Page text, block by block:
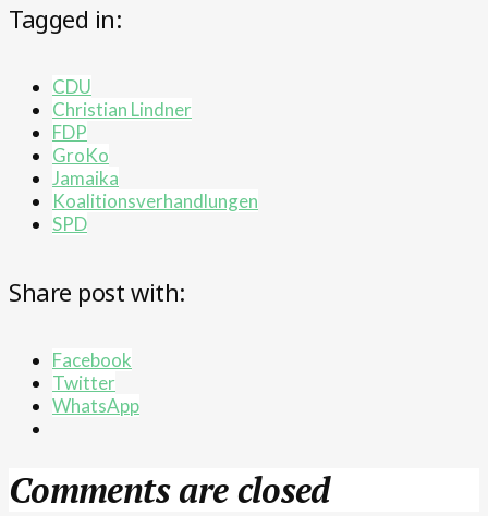
Tagged in:
CDU
Christian Lindner
FDP
GroKo
Jamaika
Koalitionsverhandlungen
SPD
Share post with:
Facebook
Twitter
WhatsApp
Comments are closed